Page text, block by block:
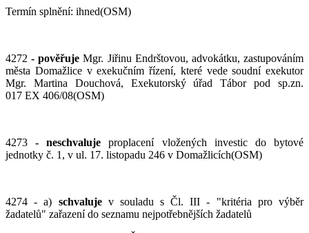
Termín splnění: ihned(OSM)
4272- pověřujeMgr. Jiřinu Endrštovou, advokátku, zastupováním
města Domažlice v exekučním řízení, které vede soudní exekutor
Mgr. Martina Douchová, Exekutorský úřad Tábor pod sp.zn.
017 EX 406/08(OSM)
4273- neschvaluje proplacení vložených investic do bytové
jednotky č. 1, v ul. 17. listopadu 246 v Domažlicích(OSM)
4274 - a) schvalujev souladu s Čl. III - "kritéria pro výběr
žadatelů" zařazení do seznamu nejpotřebnějších žadatelů